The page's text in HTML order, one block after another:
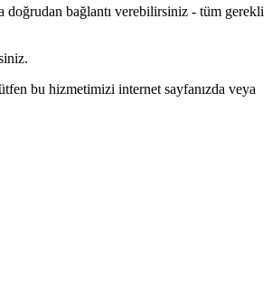
doğrudan bağlantı verebilirsiniz - tüm gerekli
bu hizmetimizi internet sayfanızda veya